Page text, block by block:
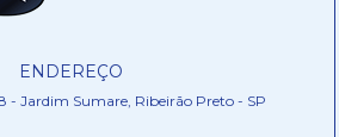
ENDEREÇO
- Jardim Sumare, Ribeirão Preto - SP